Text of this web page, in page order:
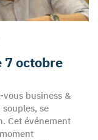
octobre
business &
se
Cet événement